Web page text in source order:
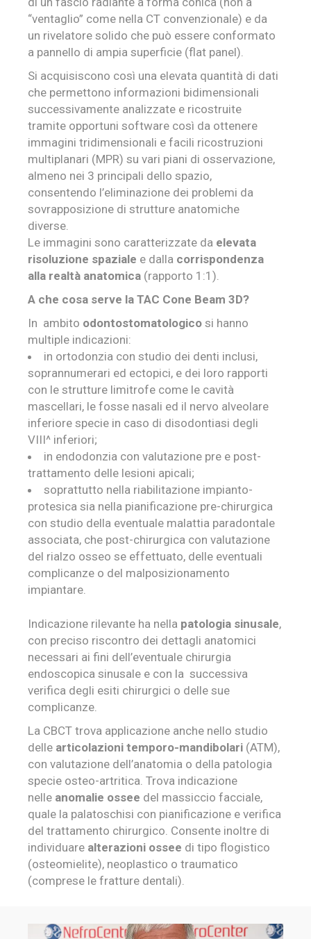
“ventaglio” come nella CT convenzionale) e da
un rivelatore solido che può essere conformato
a pannello di ampia superficie (flat panel).
Si acquisiscono così una elevata quantità di dati
che permettono informazioni bidimensionali
successivamente analizzate e ricostruite
tramite opportuni software così da ottenere
immagini tridimensionali e facili ricostruzioni
multiplanari (MPR) su vari piani di osservazione,
almeno nei 3 principali dello spazio,
consentendo l’eliminazione dei problemi da
sovrapposizione di strutture anatomiche
diverse.
Le immagini sono caratterizzate da elevata
risoluzione spaziale e dalla corrispondenza
alla realtà anatomica (rapporto 1:1).
A che cosa serve la TAC Cone Beam 3D?
In ambito odontostomatologico si hanno
multiple indicazioni:
in ortodonzia con studio dei denti inclusi,
soprannumerari ed ectopici, e dei loro rapporti
con le strutture limitrofe come le cavità
mascellari, le fosse nasali ed il nervo alveolare
inferiore specie in caso di disodontiasi degli
VIII^ inferiori;
in endodonzia con valutazione pre e post-
trattamento delle lesioni apicali;
soprattutto nella riabilitazione impianto-
protesica sia nella pianificazione pre-chirurgica
con studio della eventuale malattia paradontale
associata, che post-chirurgica con valutazione
del rialzo osseo se effettuato, delle eventuali
complicanze o del malposizionamento
impiantare.
Indicazione rilevante ha nella patologia sinusale,
con preciso riscontro dei dettagli anatomici
necessari ai fini dell’eventuale chirurgia
endoscopica sinusale e con la successiva
verifica degli esiti chirurgici o delle sue
complicanze.
La CBCT trova applicazione anche nello studio
delle articolazioni temporo-mandibolari (ATM),
con valutazione dell’anatomia o della patologia
specie osteo-artritica. Trova indicazione
nelle anomalie ossee del massiccio facciale,
quale la palatoschisi con pianificazione e verifica
del trattamento chirurgico. Consente inoltre di
individuare alterazioni ossee di tipo flogistico
(osteomielite), neoplastico o traumatico
(comprese le fratture dentali).